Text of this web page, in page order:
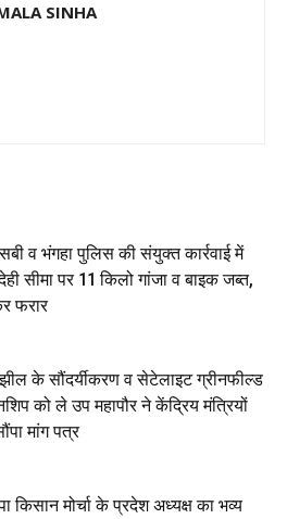
SINHA
व भंगहा पुलिस की संयुक्त कार्रवाई में
सीमा पर 11 किलो गांजा व बाइक जब्त,
फरार
के सौंदर्यीकरण व सेटेलाइट ग्रीनफील्ड
को ले उप महापौर ने केंद्रिय मंत्रियों
मांग पत्र
किसान मोर्चा के प्रदेश अध्यक्ष का भव्य